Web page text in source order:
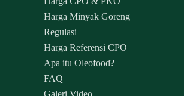
Harga Minyak Goreng
Regulasi
Harga Referensi CPO
Apa itu Oleofood?
FAQ